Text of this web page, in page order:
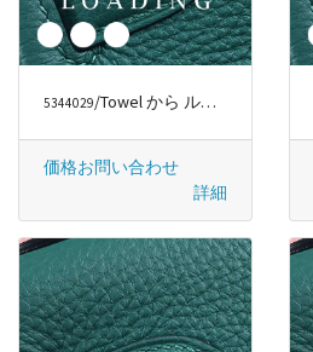
5344029/Towel から ルイヴィトン/LOUIS VUITTON
価格お問い合わせ
詳細